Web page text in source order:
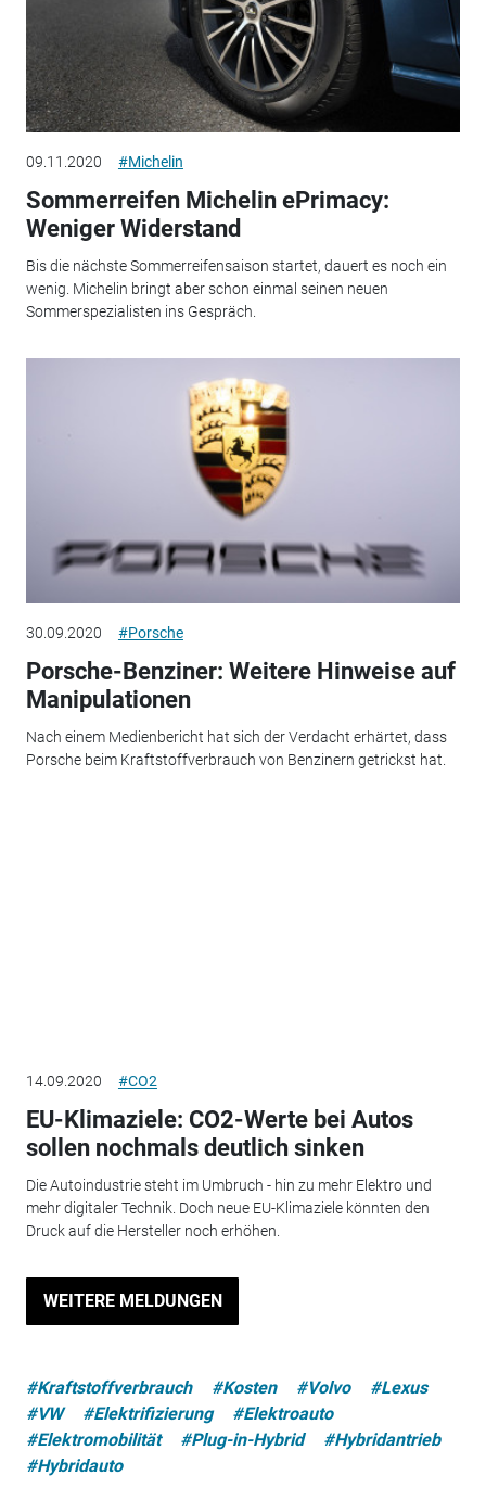
09.11.2020 #Michelin
Sommerreifen Michelin ePrimacy:
Weniger Widerstand
Bis die nächste Sommerreifensaison startet, dauert es noch ein
wenig. Michelin bringt aber schon einmal seinen neuen
Sommerspezialisten ins Gespräch.
30.09.2020 #Porsche
Porsche-Benziner: Weitere Hinweise auf
Manipulationen
Nach einem Medienbericht hat sich der Verdacht erhärtet, dass
Porsche beim Kraftstoffverbrauch von Benzinern getrickst hat.
14.09.2020 #CO2
EU-Klimaziele: CO2-Werte bei Autos
sollen nochmals deutlich sinken
Die Autoindustrie steht im Umbruch - hin zu mehr Elektro und
mehr digitaler Technik. Doch neue EU-Klimaziele könnten den
Druck auf die Hersteller noch erhöhen.
WEITERE MELDUNGEN
#Kraftstoffverbrauch #Kosten #Volvo
#Lexus
#VW
#Elektrifizierung
#Elektroauto
#Elektromobilität
#Plug-in-Hybrid
#Hybridantrieb
#Hybridauto